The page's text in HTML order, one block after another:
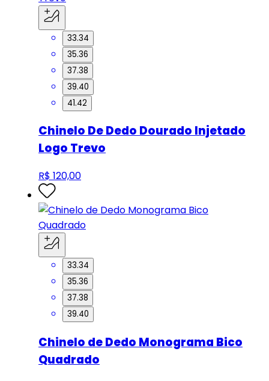
33.34
35.36
37.38
39.40
41.42
Chinelo De Dedo Dourado Injetado
Logo Trevo
R$ 120,00
33.34
35.36
37.38
39.40
Chinelo de Dedo Monograma Bico
Quadrado